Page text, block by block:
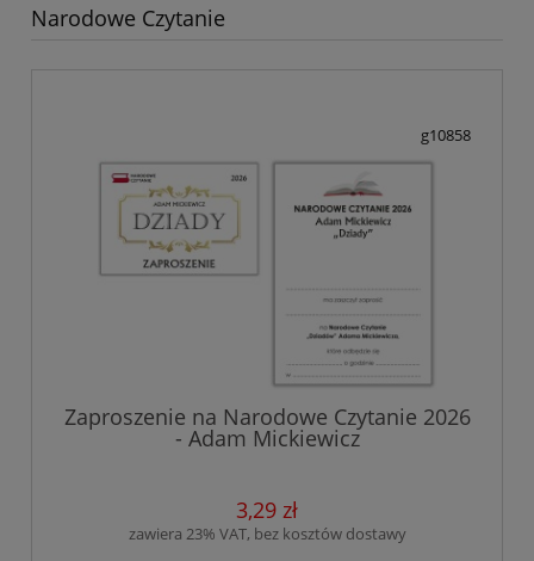
Narodowe Czytanie
g10858
Zaproszenie na Narodowe Czytanie 2026
- Adam Mickiewicz
3,29 zł
zawiera 23% VAT, bez kosztów dostawy